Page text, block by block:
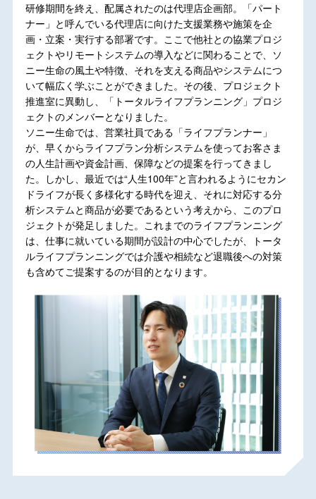
研修期間を終え、配属されたのは代理店企画部。「パート
ナー」と呼んでいる代理店に向けた支援業務や施策を企
画・立案・実行する部署です。ここで他社との協業プロジ
ェクトやリモートシステムの導入などに関わることで、ソ
ニー生命の風土や特徴、それを支える商品やシステムにつ
いて幅広く学ぶことができました。その後、プロジェクト
推進室に異動し、「トータルライフプランニング」プロジ
ェクトのメンバーとなりました。
ソニー生命では、営業社員である「ライフプランナー」
が、早くからライフプラン分析システムを使ってお客さま
の人生計画や資金計画、保障などの提案を行ってきまし
た。しかし、最近では“人生100年”と言われるようにセカン
ドライフが長く多様化する時代を迎え、それに対応する分
析システムと商品が必要であるという考えから、このプロ
ジェクトが発足しました。これまでのライフプランニング
は、仕事に就いている期間が設計の中心でしたが、トータ
ルライフプランニングでは介護や相続など退職後への対策
も含めてご提案するのが目的となります。